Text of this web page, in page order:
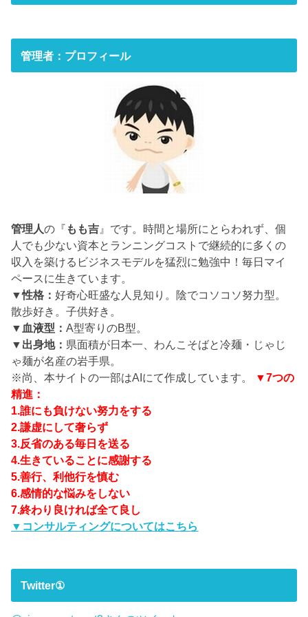
管理者：プロフィール
管理人の『 もも吉 』です。時間と場所にとらわれず、個
人でも少ない資本とランニングコストで継続的に多くの
収入を築けるビジネスモデルを猛烈に勉強中！毎日マイ
ペースに生きています。
▼性格：好奇心旺盛な人見知り。陰でコソコソ努力型。
散歩好き。子供好き。
▼血液型：A型寄りのB型。
▼出身地： 県面積が日本一、わんこそばと冷麺・じゃじ
ゃ麺が名産の岩手県。
※尚、本サイトの一部はAIにて作成しています。
▼7つの
精進：
1.誰にも負けない努力をする
2.謙虚にして奢らず
3.反省のある毎日を送る
4.生きていることに感謝する
5.善行、利他行を慎む
6.感情的な悩みをしない
7.終わり良ければ全て良し
▼コンサルティングについてはこちら
Twitter①